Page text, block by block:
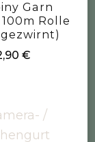
Garn
Rolle
€